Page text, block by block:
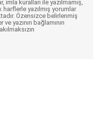
kuralları ile yazılmamış,
yazılmış yorumlar
Özensizce belirlenmiş
yazının bağlamının